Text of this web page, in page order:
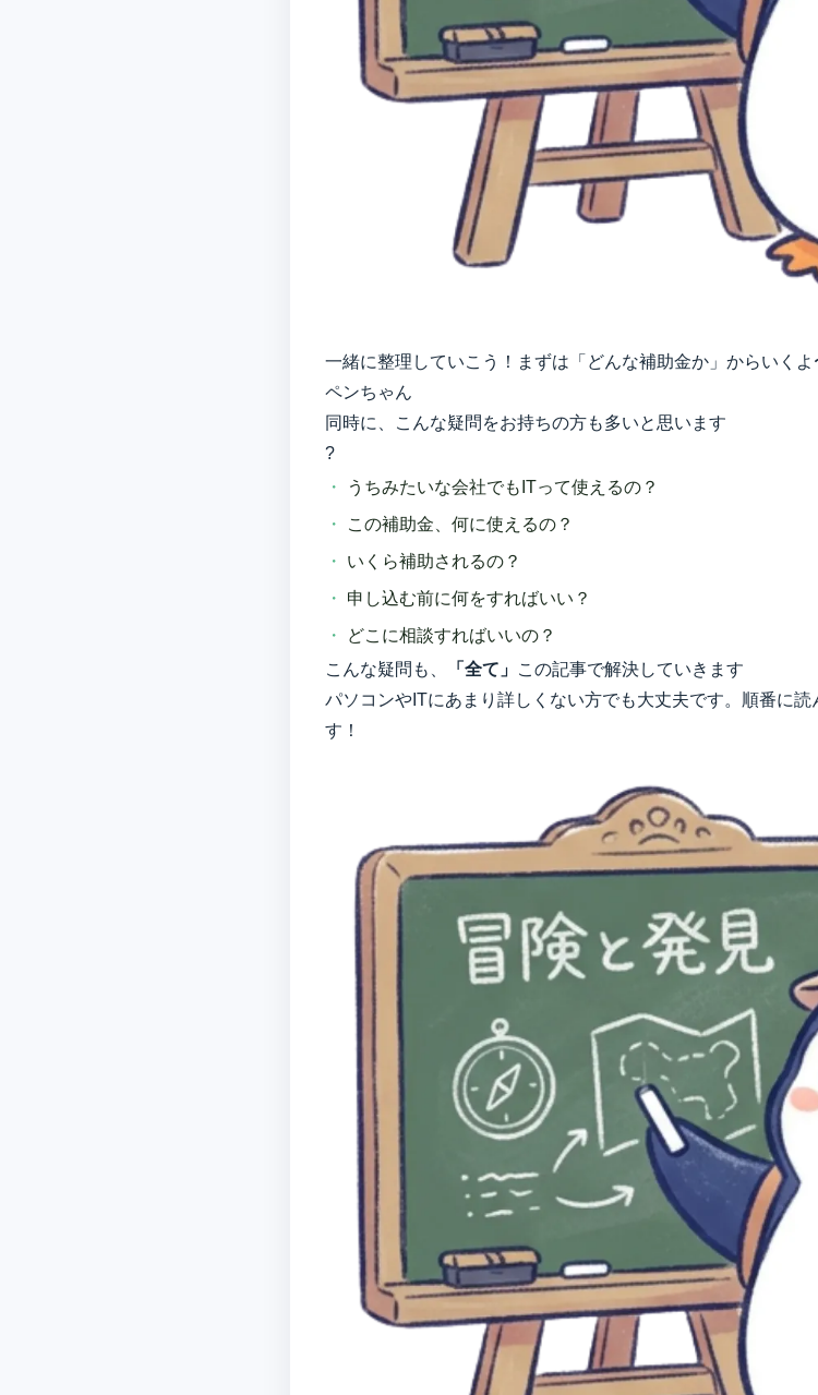
一緒に整理していこう！まずは「どんな補助金か」からいくよ
ペンちゃん
同時に、こんな疑問をお持ちの方も多いと思います
?
うちみたいな会社でもITって使えるの？
この補助金、何に使えるの？
いくら補助されるの？
申し込む前に何をすればいい？
どこに相談すればいいの？
こんな疑問も、
「全て」 この記事で解決していきます
パソコンやITにあまり詳しくない方でも大丈夫です。順番に
す！